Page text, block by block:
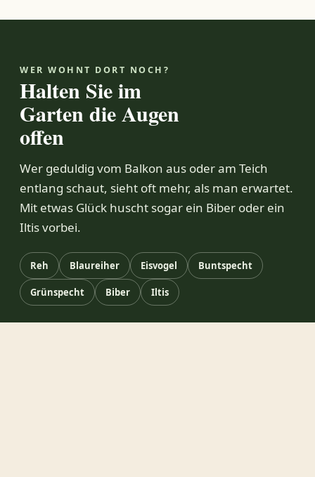
WER WOHNT DORT NOCH?
Halten Sie im
Garten die Augen
offen
Wer geduldig vom Balkon aus oder am Teich
entlang schaut, sieht oft mehr, als man erwartet.
Mit etwas Glück huscht sogar ein Biber oder ein
Iltis vorbei.
Reh Blaureiher Eisvogel Buntspecht
Grünspecht Biber Iltis